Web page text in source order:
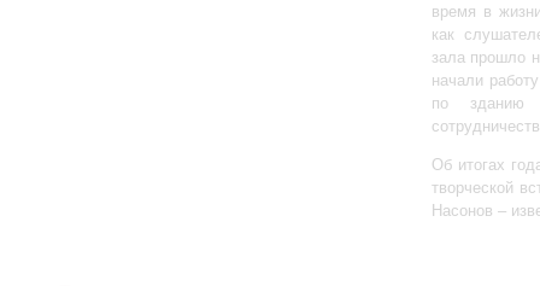
время в
как
зала прошло
начали
по зданию
Об итогах
творческой
Насонов –